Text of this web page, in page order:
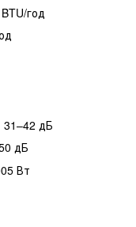
год
31–42 дБ
дБ
Вт